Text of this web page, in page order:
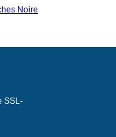
Noire
SSL-